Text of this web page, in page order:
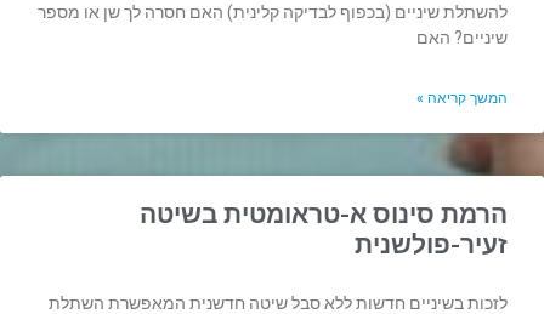
להשתלת שיניים (בכפוף לבדיקה קלינית) האם חסרה לך שן או מספר
שיניים? האם
המשך קריאה »
הרמת סינוס א-טראומטית בשיטה
זעיר-פולשנית
לזכות בשיניים חדשות ללא סבל שיטה חדשנית המאפשרת השתלת